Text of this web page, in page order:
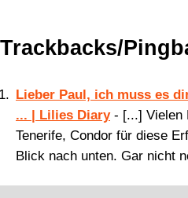
Trackbacks/
Lieber Paul, ich muss es
... | Lilies Diary- [...] Vielen
Tenerife, Condor für diese
Blick nach unten. Gar nicht